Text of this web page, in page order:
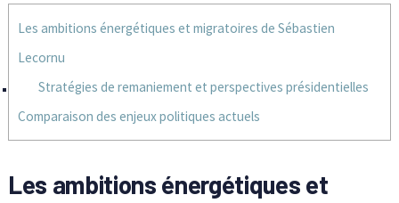
Les ambitions énergétiques et migratoires de Sébastien
Lecornu
Stratégies de remaniement et perspectives présidentielles
Comparaison des enjeux politiques actuels
Les ambitions énergétiques et